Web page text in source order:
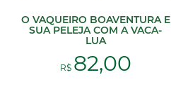
O VAQUEIRO BOAVENTURA E
SUA PELEJA COM A VACA-
LUA
R$ 82,00